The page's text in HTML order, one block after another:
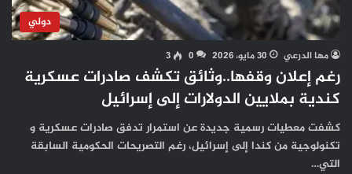
دولي
مها الدرعي 30 مايو، 2026 0
3
رغم إعلان وقفها..وثائق تكشف صادرات عسكرية
كندية بملايين الدولارات إلى إسرائيل
كشفت معطيات رسمية جديدة عن استمرار تدفق صادرات عسكرية و
تكنولوجية من كندا إلى إسرائيل، رغم التصريحات الحكومية السابقة
التي…